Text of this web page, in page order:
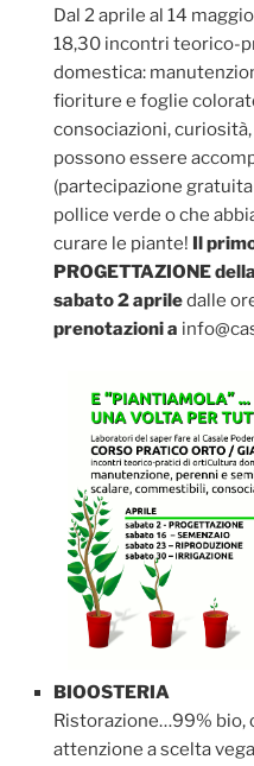
Dal 2 aprile al 14
18,30 incontri teorico-
domestica:
fioriture e foglie
consociazioni,
possono essere
(partecipazione
pollice verde o che
curare le piante! Il
PROGETTAZIONE
sabato 2 apriledalle
prenotazioni a
BIOOSTERIA
Ristorazione…99% bio,
attenzione a scelta